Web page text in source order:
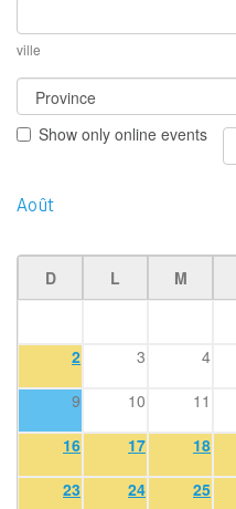
ville
Show only online events
Août
D L M
2
3 4
9
10 11
16
17 18
23
24 25